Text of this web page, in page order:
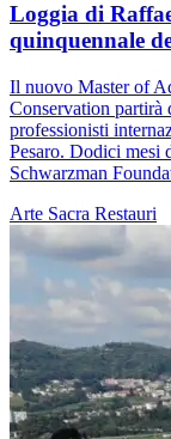
Loggia di
quinquennale
Il nuovo Master of
Conservation partirà
professionisti
Pesaro. Dodici mesi
Schwarzman
Arte Sacra Restauri